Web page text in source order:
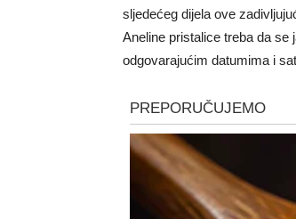
sljedećeg dijela ove
Aneline pristalice treba da se
odgovarajućim datumima i